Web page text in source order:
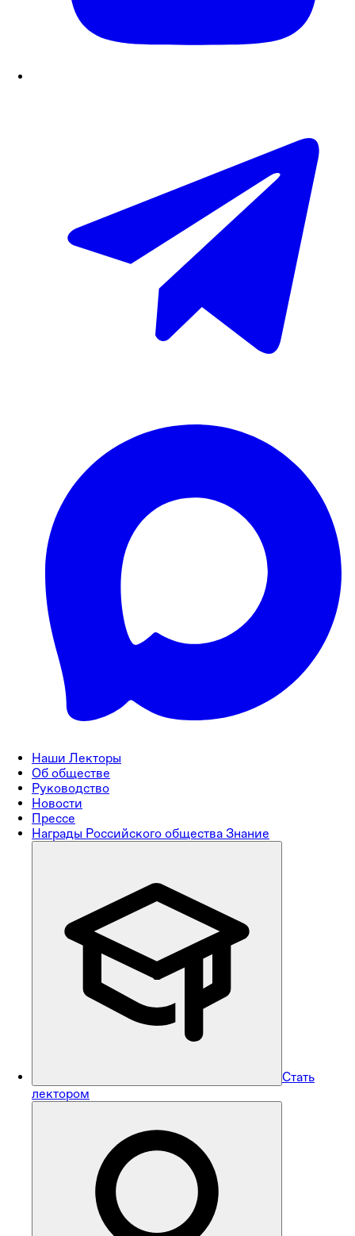
Наши Лекторы
Об обществе
Руководство
Новости
Прессе
Награды Российского общества Знание
Стать
лектором